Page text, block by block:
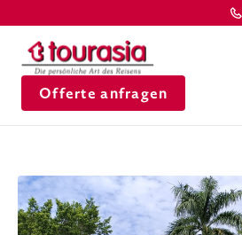
Offerte anfragen